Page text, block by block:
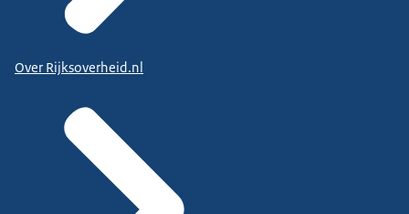
Over Rijksoverheid.nl